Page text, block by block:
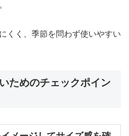
くく、季節を問わず使いやすい
ためのチェックポイン